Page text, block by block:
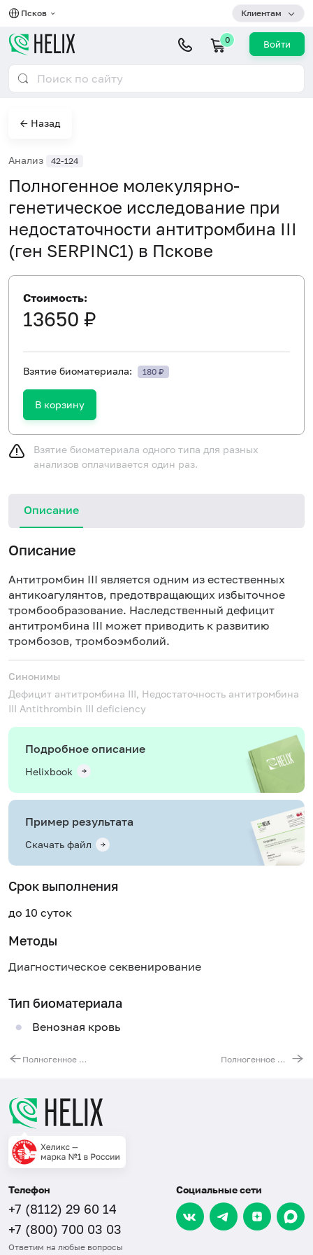
Псков Клиентам
0 Войти
← Назад
Анализ 42-124
Полногенное молекулярно-
генетическое исследование при
недостаточности антитромбина III
(ген SERPINC1) в Пскове
Стоимость:
13650 ₽
Взятие биоматериала: 180 ₽
В корзину
Взятие биоматериала одного типа для разных
анализов оплачивается один раз.
Описание
Описание
Антитромбин III является одним из естественных
антикоагулянтов, предотвращающих избыточное
тромбообразование. Наследственный дефицит
антитромбина III может приводить к развитию
тромбозов, тромбоэмболий.
Синонимы
Дефицит антитромбина III, Недостаточность антитромбина
III Antithrombin III deficiency
Подробное описание
Helixbook
Пример результата
Скачать файл
Срок выполнения
до 10 суток
Методы
Диагностическое секвенирование
Тип биоматериала
Венозная кровь
Полногенное молекулярно-генетическое исследование при наследственном дефиците протеина С (ген PROC) Полногенное молекулярно-генетическое исследование при недостаточности протеина S (ген PROS1)
Телефон
+7 (8112) 29 60 14
+7 (800) 700 03 03
Ответим на любые вопросы
Социальные сети